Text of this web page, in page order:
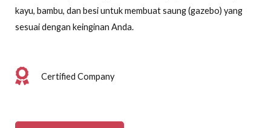
kayu, bambu, dan besi untuk membuat saung (gazebo) yang
sesuai dengan keinginan Anda.
Certified Company